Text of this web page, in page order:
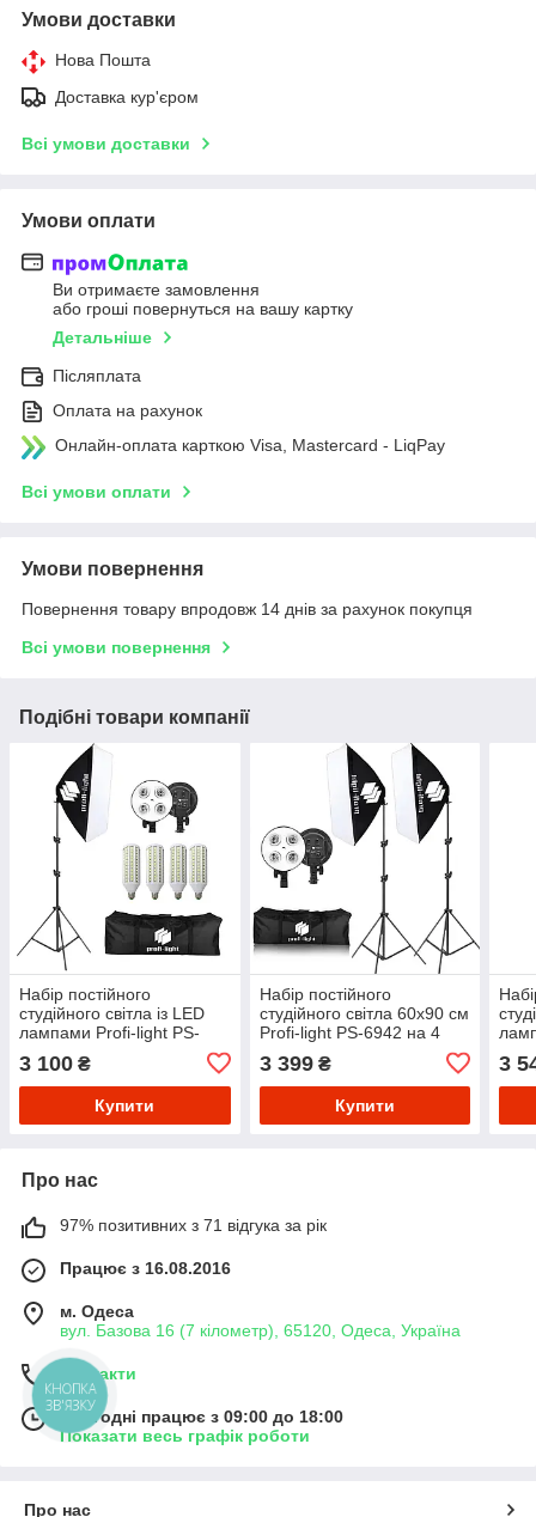
Умови доставки
Нова Пошта
Доставка кур'єром
Всі умови доставки
Умови оплати
Ви отримаєте замовлення
або гроші повернуться на вашу картку
Детальніше
Післяплата
Оплата на рахунок
Онлайн-оплата карткою Visa, Mastercard - LiqPay
Всі умови оплати
Умови повернення
Повернення товару впродовж 14 днів за рахунок покупця
Всі умови повернення
Подібні товари компанії
Набір постійного
студійного світла із LED
лампами Profi-light PS-
3 100 ₴
Купити
Набір постійного
студійного світла 60х90 см
Profi-light PS-6942 на 4
3 399₴
Купити
3
Про нас
97% позитивних з 71 відгука за рік
Працює з 16.08.2016
м. Одеса
вул. Базова 16 (7 кілометр), 65120, Одеса, Україна
Контакти
Сьогодні працює з 09:00 до 18:00
Показати весь графік роботи
Про нас
КНОПКА
ЗВ'ЯЗКУ